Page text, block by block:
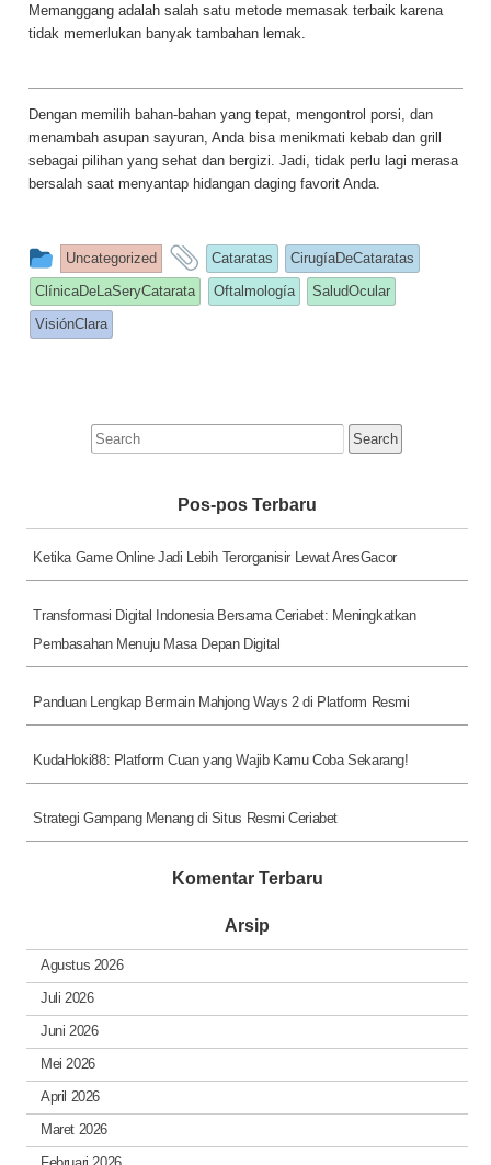
Memanggang adalah salah satu metode memasak terbaik karena
tidak memerlukan banyak tambahan lemak.
Dengan memilih bahan-bahan yang tepat, mengontrol porsi, dan
menambah asupan sayuran, Anda bisa menikmati kebab dan grill
sebagai pilihan yang sehat dan bergizi. Jadi, tidak perlu lagi merasa
bersalah saat menyantap hidangan daging favorit Anda.
This
entry
was
posted
Uncategorized
and
tagged
Cataratas
CirugíaDeCataratas
ClínicaDeLaSeryCatarata
Oftalmología
SaludOcular
VisiónClara
Search
for:
Pos-pos Terbaru
Ketika Game Online Jadi Lebih Terorganisir Lewat AresGacor
Transformasi Digital Indonesia Bersama Ceriabet: Meningkatkan
Pembasahan Menuju Masa Depan Digital
Panduan Lengkap Bermain Mahjong Ways 2 di Platform Resmi
KudaHoki88: Platform Cuan yang Wajib Kamu Coba Sekarang!
Strategi Gampang Menang di Situs Resmi Ceriabet
Komentar Terbaru
Arsip
Agustus 2026
Juli 2026
Juni 2026
Mei 2026
April 2026
Maret 2026